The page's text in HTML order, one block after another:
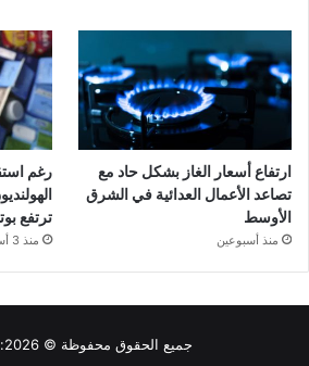
ارتفاع أسعار الغاز بشكل حاد مع
تصاعد الأعمال العدائية في الشرق
الأوسط
منذ أسبوعين
ترتفع
منذ 3 أسابيع
جميع الحقوق محفوظة © 2026: